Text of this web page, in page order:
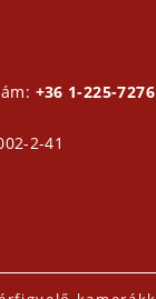
+36 1-225-7276
2-41